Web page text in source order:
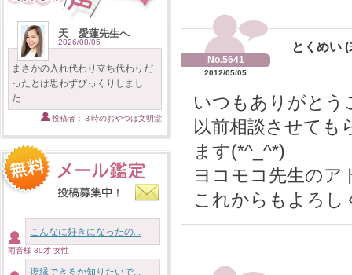
天 愛蓮先生へ
2026/08/05
まさかの入れ代わり立ち代わりだ
ったとは思わずびっくりしまし
た...
投稿者：３時のおやつは文明堂
こんなに好きになったの...
雨音様 39才 女性
復縁できるか知りたいで...
とくめい
No.5641
2012/05/05
いつもありがとう
以前相談させても
ます(*^_^*)
ヨコモコ先生のア
これからもよろし